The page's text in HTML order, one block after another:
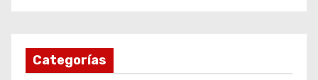
Categorías